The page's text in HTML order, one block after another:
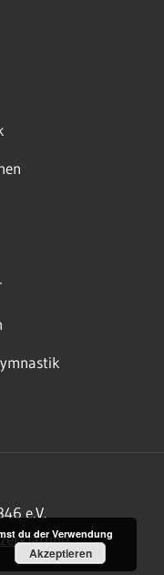
e.V.
du der Verwendung
Akzeptieren